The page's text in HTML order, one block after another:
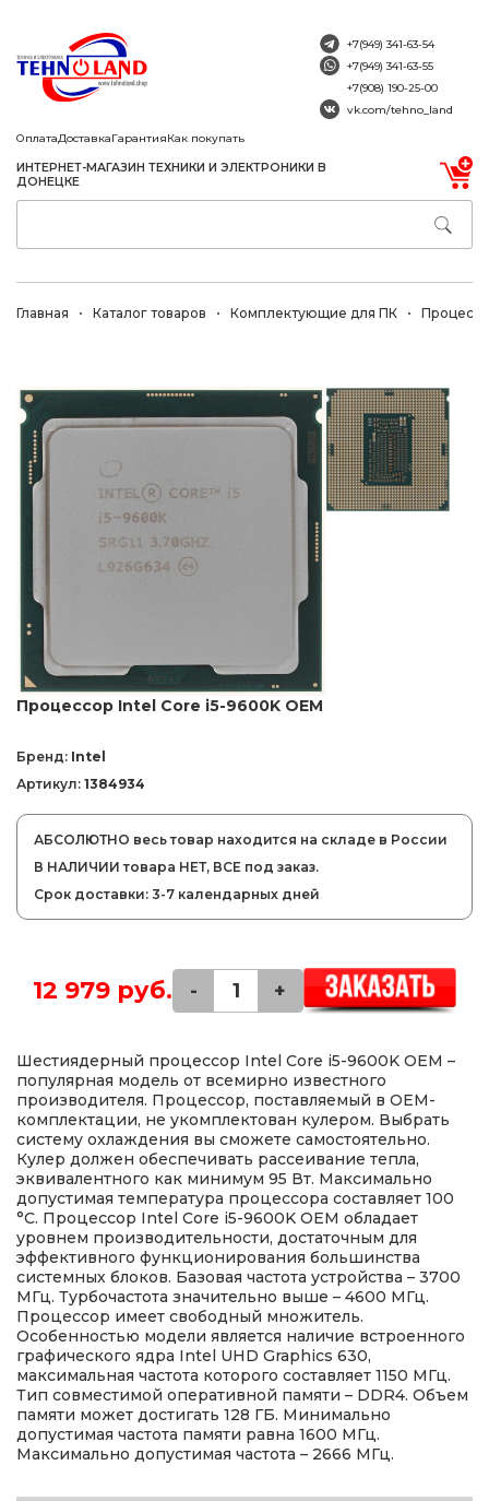
ОплатаДоставкаГарантияКак покупать
ИНТЕРНЕТ-МАГАЗИН ТЕХНИКИ И ЭЛЕКТРОНИКИ В
ДОНЕЦКЕ
+7(949) 341-63-54
+7(949) 341-63-55
+7(908) 190-25-00
vk.com/tehno_land
Главная Каталог товаров Комплектующие для ПК
Процессор Intel Core i5-9600K OEM
Бренд: Intel
Артикул: 1384934
АБСОЛЮТНО весь товар находится на складе в России
В НАЛИЧИИ товара НЕТ, ВСЕ под заказ.
Срок доставки: 3-7 календарных дней
12 979 руб. - +
Шестиядерный процессор Intel Core i5-9600K OEM –
популярная модель от всемирно известного
производителя. Процессор, поставляемый в OEM-
комплектации, не укомплектован кулером. Выбрать
систему охлаждения вы сможете самостоятельно.
Кулер должен обеспечивать рассеивание тепла,
эквивалентного как минимум 95 Вт. Максимально
допустимая температура процессора составляет 100
°C. Процессор Intel Core i5-9600K OEM обладает
уровнем производительности, достаточным для
эффективного функционирования большинства
системных блоков. Базовая частота устройства – 3700
МГц. Турбочастота значительно выше – 4600 МГц.
Процессор имеет свободный множитель.
Особенностью модели является наличие встроенного
графического ядра Intel UHD Graphics 630,
максимальная частота которого составляет 1150 МГц.
Тип совместимой оперативной памяти – DDR4. Объем
памяти может достигать 128 ГБ. Минимально
допустимая частота памяти равна 1600 МГц.
Максимально допустимая частота – 2666 МГц.